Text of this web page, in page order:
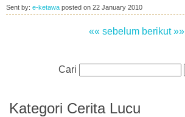
Sent by: e-ketawa posted on 22 January 2010
«« sebelum berikut »»
Cari
Kategori Cerita Lucu